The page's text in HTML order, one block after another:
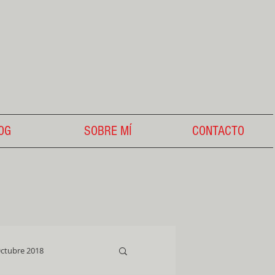
SOBRE MÍ CONTACTO
2018